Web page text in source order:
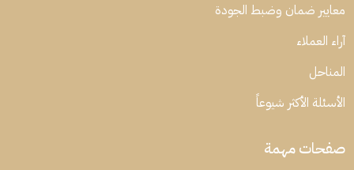
معايير ضمان وضبط الجودة
آراء العملاء
المناحل
الأسئلة الأكثر شيوعاً
صفحات مهمة